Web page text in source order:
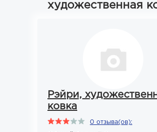
художественная
Рэйри,
ковка
0 отзыва(ов):